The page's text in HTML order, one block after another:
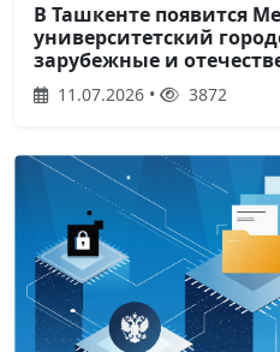
В Ташкенте появится
университетский
зарубежные и
11.07.2026 • 3872